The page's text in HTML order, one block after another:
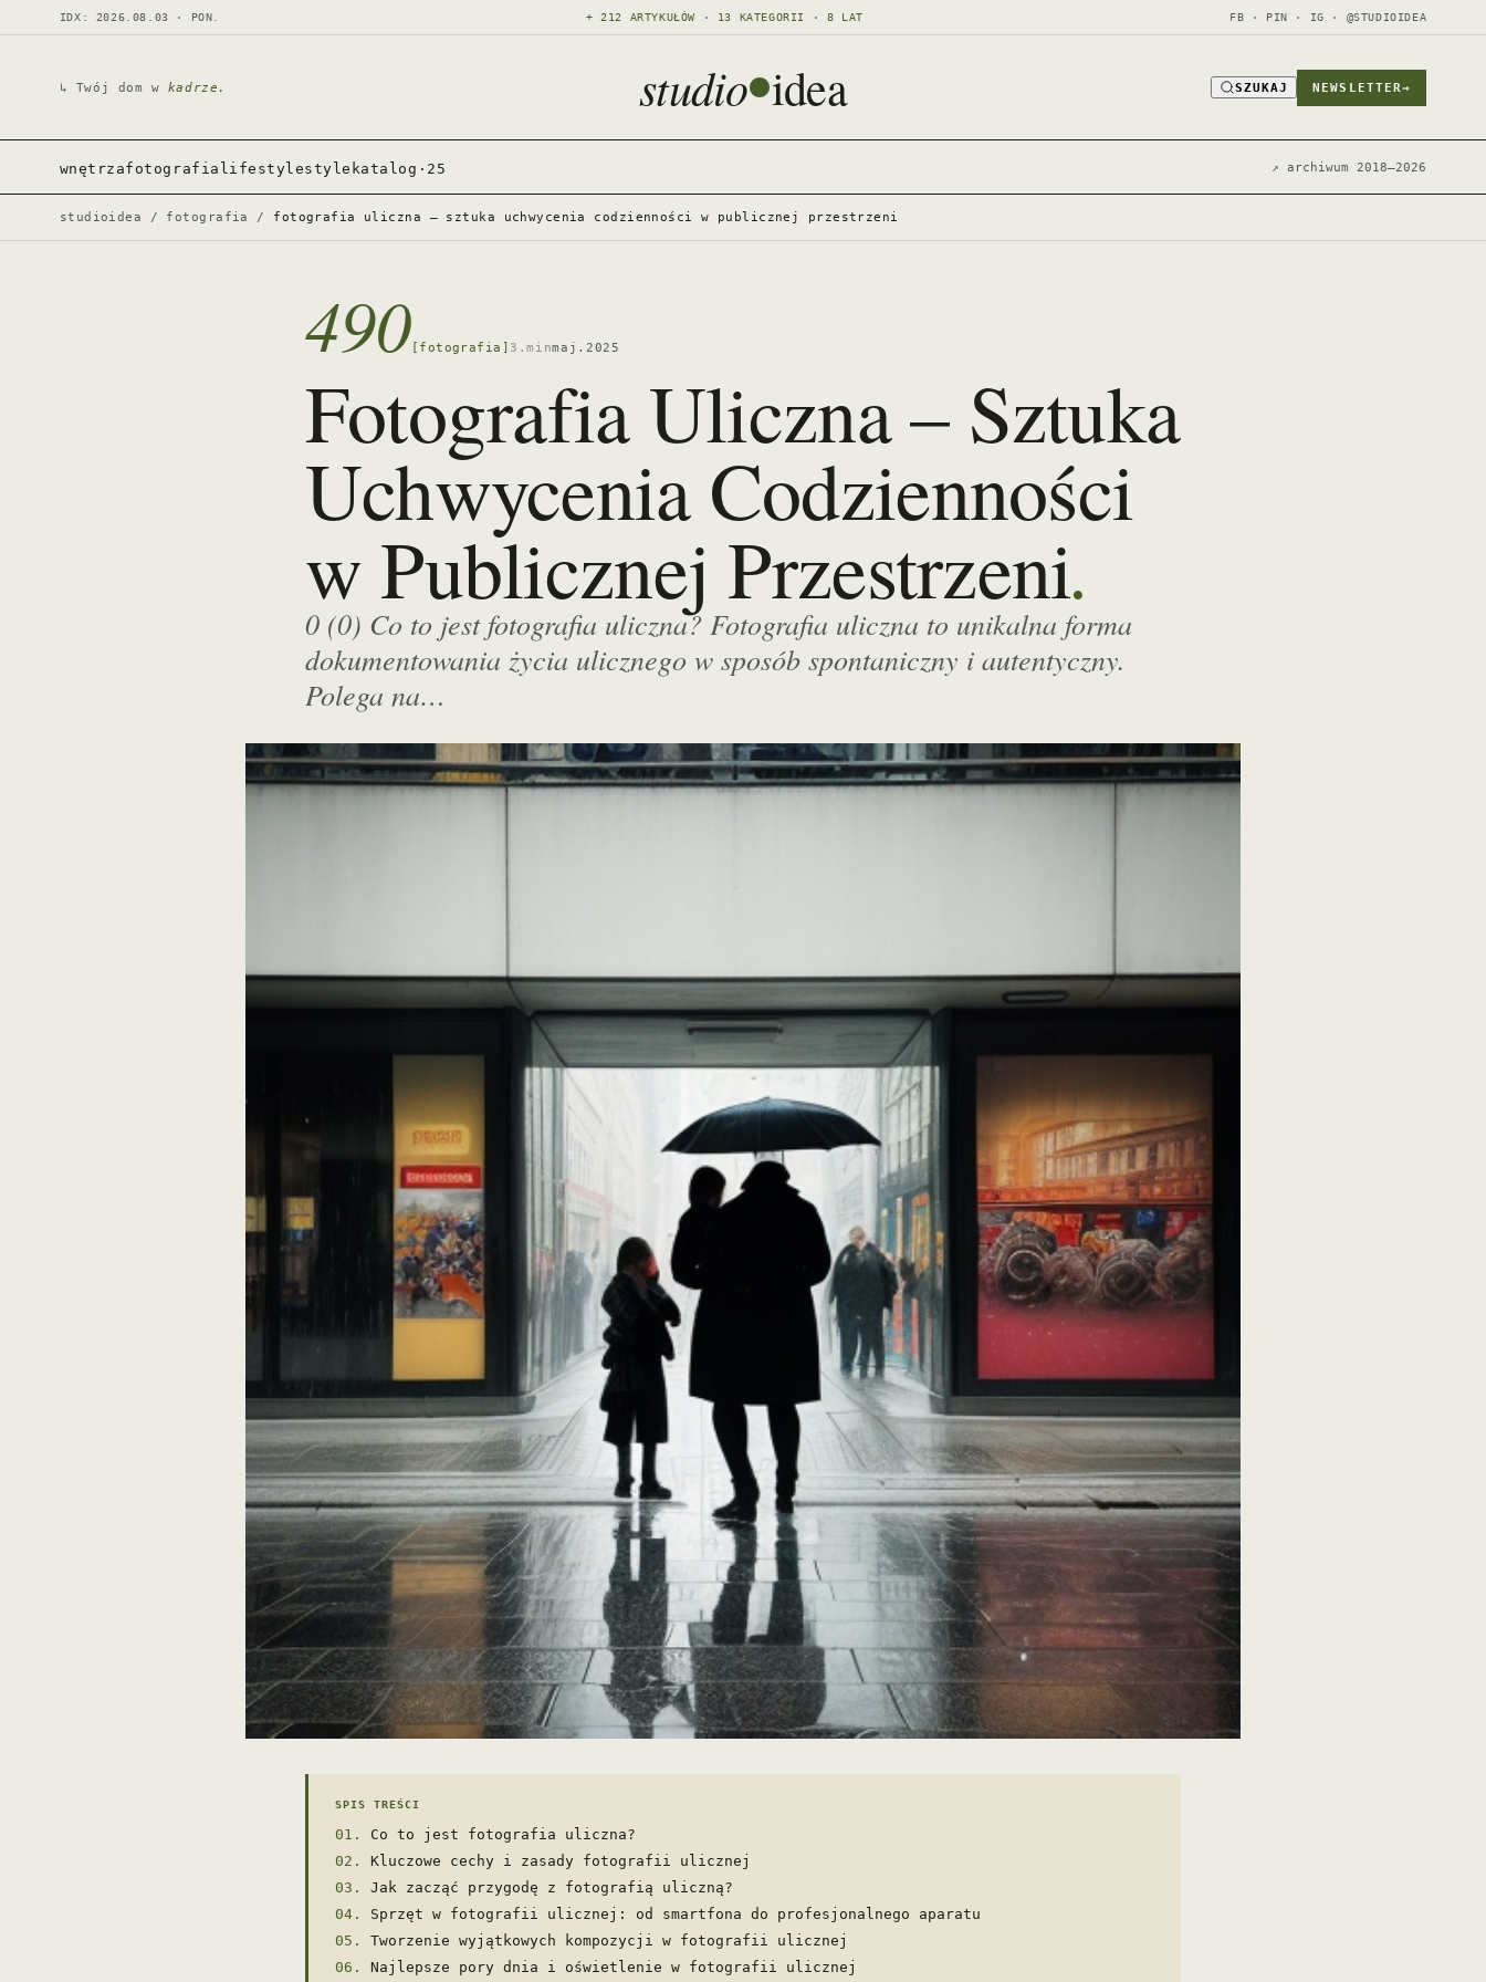
IDX: 2026.08.03 · PON. + 212 ARTYKUŁÓW · 13 KATEGORII · 8 LAT FB · PIN · IG · @STUDIOIDEA
↳ Twój dom w kadrze. studio idea SZUKAJ NEWSLETTER→
wnętrzafotografia lifestylestyle katalog·25 ↗ archiwum 2018–2026
studioidea / fotografia / fotografia uliczna – sztuka uchwycenia codzienności w publicznej przestrzeni
490 [fotografia] 3.minmaj.2025
Fotografia Uliczna – Sztuka
Uchwycenia Codzienności
w Publicznej Przestrzeni.
0 (0) Co to jest fotografia uliczna? Fotografia uliczna to unikalna forma
dokumentowania życia ulicznego w sposób spontaniczny i autentyczny.
Polega na…
SPIS TREŚCI
Co to jest fotografia uliczna?
Kluczowe cechy i zasady fotografii ulicznej
Jak zacząć przygodę z fotografią uliczną?
Sprzęt w fotografii ulicznej: od smartfona do profesjonalnego aparatu
Tworzenie wyjątkowych kompozycji w fotografii ulicznej
Najlepsze pory dnia i oświetlenie w fotografii ulicznej